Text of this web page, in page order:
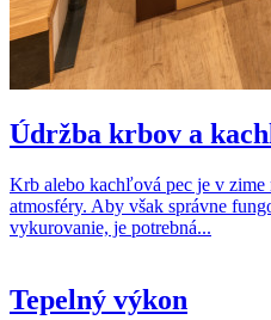
Údržba krbov a
Krb alebo kachľová pec je v zime
atmosféry. Aby však správne
vykurovanie, je potrebná...
Tepelný výkon